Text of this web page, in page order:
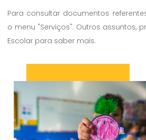
Para consultar documentos
o menu "Serviços". Outros assuntos,
Escolar para saber mais.